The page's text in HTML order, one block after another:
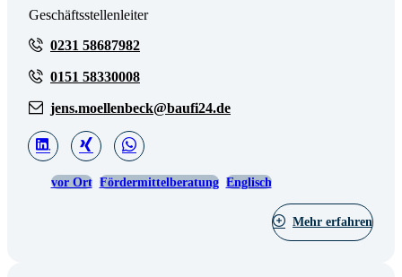
Geschäftsstellenleiter
0231 58687982
0151 58330008
jens.moellenbeck@baufi24.de
vor Ort Fördermittelberatung Englisch
Mehr erfahren